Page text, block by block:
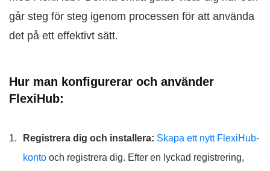
går steg för steg igenom processen för att använda
det på ett effektivt sätt.
Hur man konfigurerar och använder
FlexiHub:
Registrera dig och installera: Skapa ett nytt FlexiHub-
konto och registrera dig. Efter en lyckad registrering,